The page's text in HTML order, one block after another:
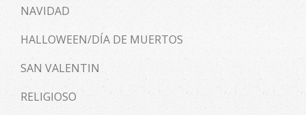
NAVIDAD
HALLOWEEN/DÍA DE MUERTOS
SAN VALENTIN
RELIGIOSO